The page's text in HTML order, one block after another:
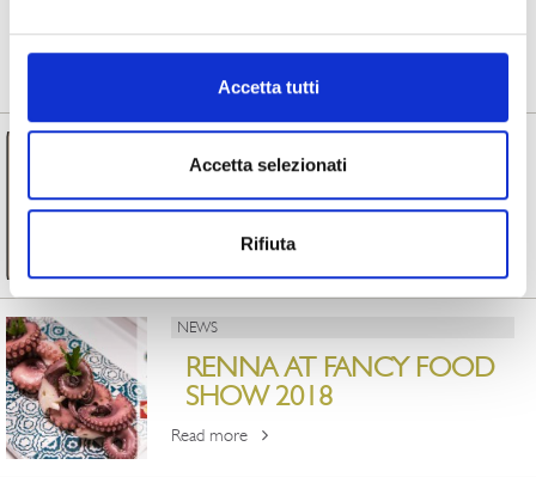
Accetta tutti
Accetta selezionati
Rifiuta
RENNA IS EXPORT
CHAMPION 2023
Read more
NEWS
RENNA AT FANCY FOOD
SHOW 2018
Read more